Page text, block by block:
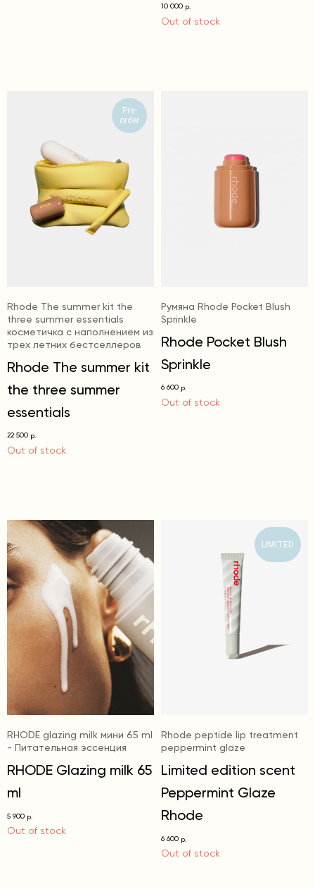
10 000 р.
Out of stock
Pre-
order
Rhode The summer kit the
three summer essentials
косметичка с наполнением из
трех летних бестселлеров
Rhode The summer kit
the three summer
essentials
22 500 р.
Out of stock
Румяна Rhode Pocket Blush
Sprinkle
Rhode Pocket Blush
Sprinkle
6 600 р.
Out of stock
RHODE glazing milk мини 65 ml
- Питательная эссенция
RHODE Glazing milk 65
ml
5 900 р.
Out of stock
LIMITED
Rhode peptide lip treatment
peppermint glaze
Limited edition scent
Peppermint Glaze
Rhode
6 600 р.
Out of stock